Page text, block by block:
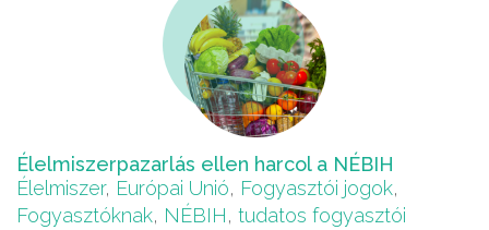
Élelmiszerpazarlás ellen harcol a NÉBIH
Élelmiszer, Európai Unió, Fogyasztói jogok,
Fogyasztóknak, NÉBIH, tudatos fogyasztói